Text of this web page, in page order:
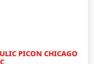
PICON CHICAGO